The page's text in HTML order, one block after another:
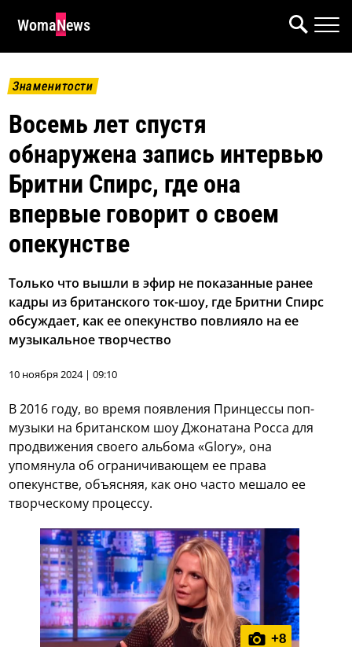
WomaNews
Знаменитости
Восемь лет спустя
обнаружена запись интервью
Бритни Спирс, где она
впервые говорит о своем
опекунстве
Только что вышли в эфир не показанные ранее
кадры из британского ток-шоу, где Бритни Спирс
обсуждает, как ее опекунство повлияло на ее
музыкальное творчество
10 ноября 2024 | 09:10
В 2016 году, во время появления Принцессы поп-
музыки на британском шоу Джонатана Росса для
продвижения своего альбома «Glory», она
упомянула об ограничивающем ее права
опекунстве, объясняя, как оно часто мешало ее
творческому процессу.
+8